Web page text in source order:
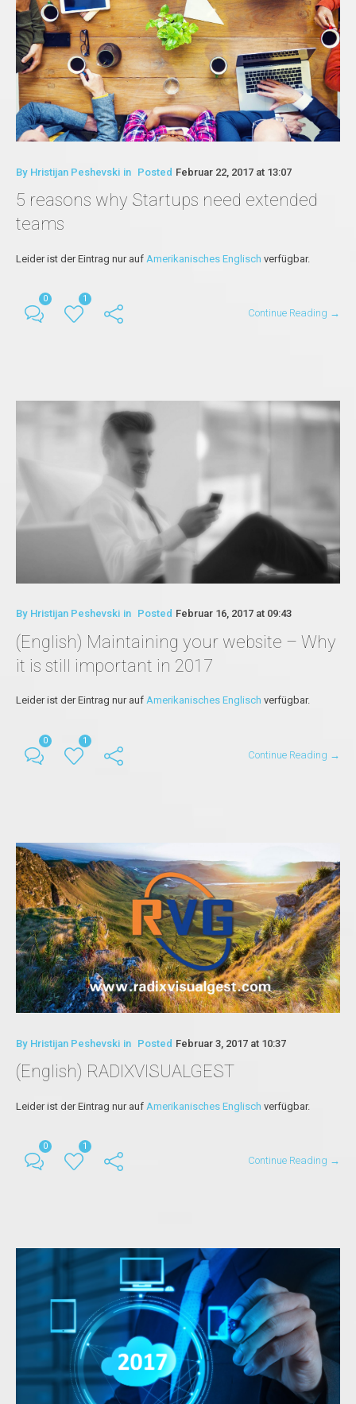
By Hristijan Peshevski in Posted Februar 22, 2017 at 13:07
5 reasons why Startups need extended
teams
Leider ist der Eintrag nur auf Amerikanisches Englisch verfügbar.
0 1
Continue Reading →
By Hristijan Peshevski in Posted Februar 16, 2017 at 09:43
(English) Maintaining your website – Why
it is still important in 2017
Leider ist der Eintrag nur auf Amerikanisches Englisch verfügbar.
0 1
Continue Reading →
By Hristijan Peshevski in Posted Februar 3, 2017 at 10:37
(English) RADIXVISUALGEST
Leider ist der Eintrag nur auf Amerikanisches Englisch verfügbar.
0 1
Continue Reading →